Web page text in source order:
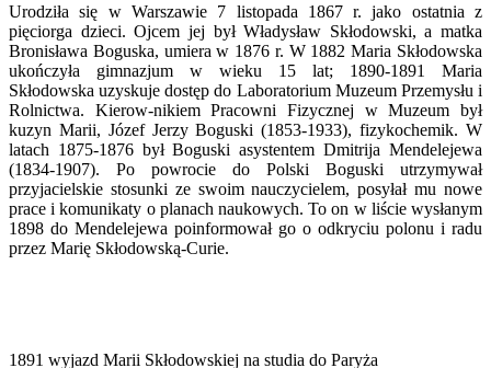
Urodziła się w Warszawie 7 listopada 1867 r. jako ostatnia z
pięciorga dzieci. Ojcem jej był Władysław Skłodowski, a matka
Bronisława Boguska, umiera w 1876 r. W 1882 Maria Skłodowska
ukończyła gimnazjum w wieku 15 lat; 1890-1891 Maria
Skłodowska uzyskuje dostęp do Laboratorium Muzeum Przemysłu i
Rolnictwa. Kierow-nikiem Pracowni Fizycznej w Muzeum był
kuzyn Marii, Józef Jerzy Boguski (1853-1933), fizykochemik. W
latach 1875-1876 był Boguski asystentem Dmitrija Mendelejewa
(1834-1907). Po powrocie do Polski Boguski utrzymywał
przyjacielskie stosunki ze swoim nauczycielem, posyłał mu nowe
prace i komunikaty o planach naukowych. To on w liście wysłanym
1898 do Mendelejewa poinformował go o odkryciu polonu i radu
przez Marię Skłodowską-Curie.
1891 wyjazd Marii Skłodowskiej na studia do Paryża